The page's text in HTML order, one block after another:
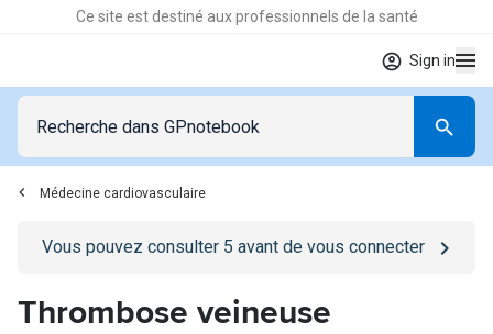
Ce site est destiné aux professionnels de la santé
Sign in
Médecine cardiovasculaire
Go to/se-connecterpage
Vous pouvez consulter 5 avant de vous connecter
Thrombose veineuse